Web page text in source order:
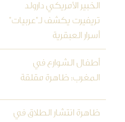
الخبير الأمريكي دارولد
تريفيرت يكشف لـ"عربيات"
أسرار العبقرية
أطفال الشوارع في
المغرب: ظاهرة مقلقة
ظاهرة انتشار الطلاق في